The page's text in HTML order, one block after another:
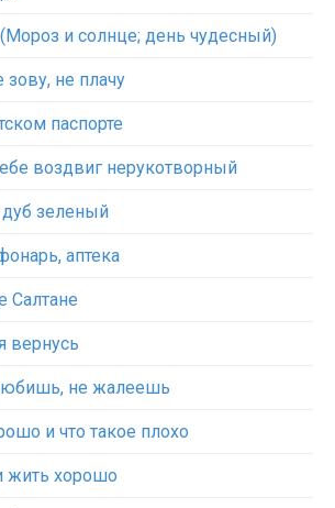
и солнце; день чудесный)
не плачу
паспорте
воздвиг нерукотворный
зеленый
аптека
Салтане
вернусь
не жалеешь
и что такое плохо
жить хорошо